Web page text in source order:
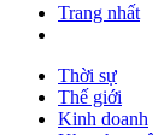
Trang nhất
Thời sự
Thế giới
Kinh doanh